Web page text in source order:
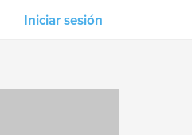
Iniciar sesión